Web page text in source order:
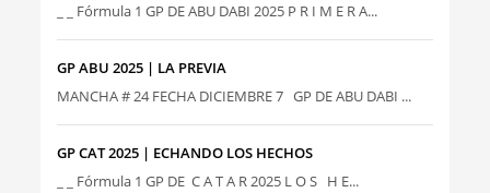
_ _ Fórmula 1 GP DE ABU DABI 2025 P R I M E R A...
GP ABU 2025 | LA PREVIA
MANCHA # 24 FECHA DICIEMBRE 7 GP DE ABU DABI ...
GP CAT 2025 | ECHANDO LOS HECHOS
_ _ Fórmula 1 GP DE C A T A R 2025 L O S H E...